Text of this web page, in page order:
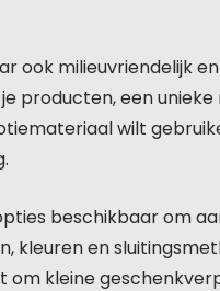
ook milieuvriendelijk
producten, een
wilt
beschikbaar om
kleuren en
kleine